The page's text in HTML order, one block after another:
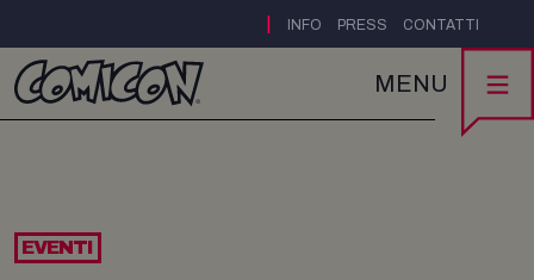
INFO PRESS CONTATTI
MENU
EVENTI